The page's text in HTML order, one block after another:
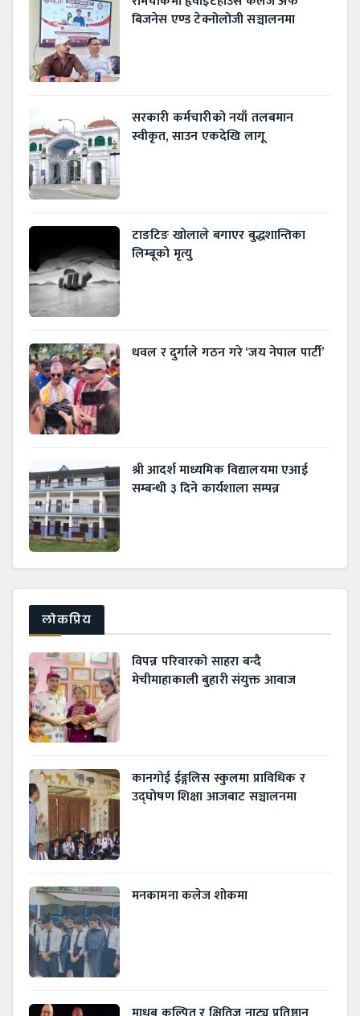
बिजनेस एण्ड टेक्नोलोजी सञ्चालनमा
सरकारी कर्मचारीको नयाँ तलबमान
स्वीकृत, साउन एकदेखि लागू
टाङटिङ खोलाले बगाएर बुद्धशान्तिका
लिम्बूको मृत्यु
धवल र दुर्गाले गठन गरे ‘जय नेपाल पार्टी’
श्री आदर्श माध्यमिक विद्यालयमा एआई
सम्बन्धी ३ दिने कार्यशाला सम्पन्न
लाेकप्रिय
विपन्न परिवारको साहरा बन्दै
मेचीमाहाकाली बुहारी संयुक्त आवाज
कानगोई ईङ्गलिस स्कुलमा प्राविधिक र
उद्घाेषण शिक्षा आजबाट सञ्चालनमा
मनकामना कलेज शोकमा